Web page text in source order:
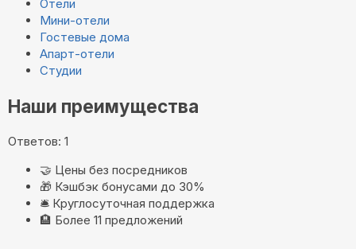
Отели
Мини-отели
Гостевые дома
Апарт-отели
Студии
Наши преимущества
Ответов: 1
🤝 Цены без посредников
🎁 Кэшбэк бонусами до 30%
🛎️ Круглосуточная поддержка
🏨 Более 11 предложений